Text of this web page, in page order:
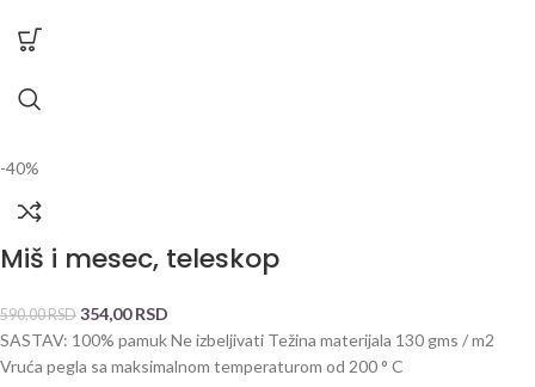
-40%
Miš i mesec, teleskop
590,00RSD 354,00RSD
SASTAV: 100% pamuk Ne izbeljivati Težina materijala 130 gms / m2
Vruća pegla sa maksimalnom temperaturom od 200 ° C